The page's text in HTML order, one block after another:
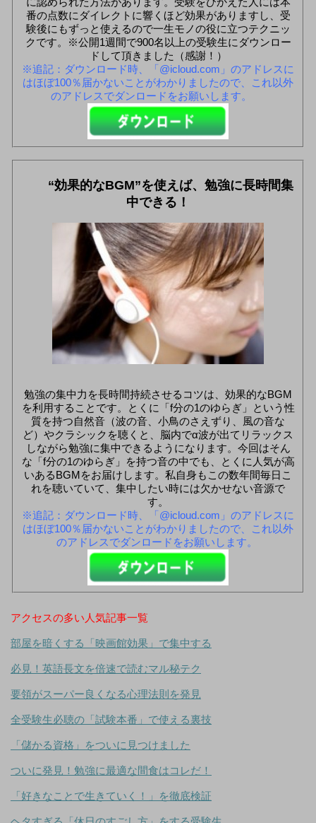
番の点数にダイレクトに響くほど効果がありますし、受
験後にもずっと使えるので一生モノの役に立つテクニッ
クです。※公開1週間で900名以上の受験生にダウンロー
ドして頂きました（感謝！）
※追記：ダウンロード時、「@icloud.com」のアドレスに
はほぼ100％届かないことがわかりましたので、これ以外
のアドレスでダンロードをお願いします。
“効果的なBGM”を使えば、勉強に長時間集
中できる！
勉強の集中力を長時間持続させるコツは、効果的なBGM
を利用することです。とくに「f分の1のゆらぎ」という性
質を持つ自然音（波の音、小鳥のさえずり、風の音な
ど）やクラシックを聴くと、脳内でα波が出てリラックス
しながら勉強に集中できるようになります。今回はそん
な「f分の1のゆらぎ」を持つ音の中でも、とくに人気が高
いあるBGMをお届けします。私自身もこの数年間毎日こ
れを聴いていて、集中したい時には欠かせない音源で
す。
※追記：ダウンロード時、「@icloud.com」のアドレスに
はほぼ100％届かないことがわかりましたので、これ以外
のアドレスでダンロードをお願いします。
アクセスの多い人気記事一覧
部屋を暗くする「映画館効果」で集中する
必見！英語長文を倍速で読むマル秘テク
要領がスーパー良くなる心理法則を発見
全受験生必聴の「試験本番」で使える裏技
「儲かる資格」をついに見つけました
ついに発見！勉強に最適な間食はコレだ！
「好きなことで生きていく！」を徹底検証